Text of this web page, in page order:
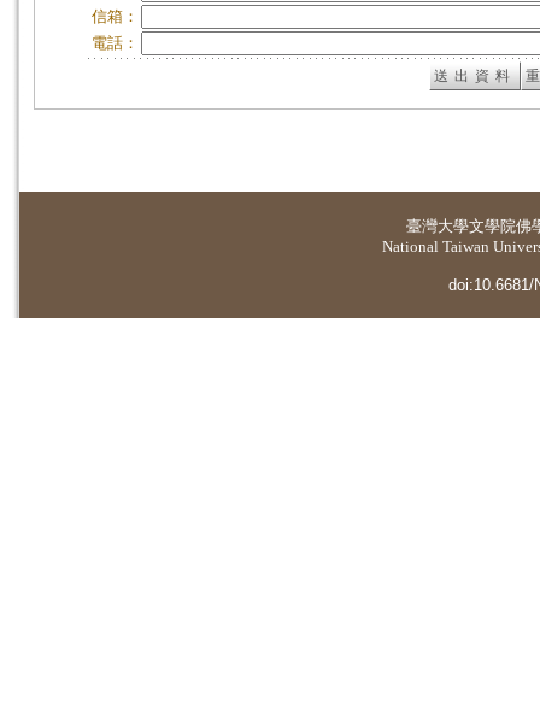
信箱：
電話：
臺灣大學文學院佛
National Taiwan
doi:10.6681/